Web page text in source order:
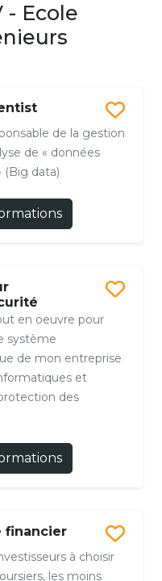
- Ecole
de la gestion
de « données
(Big data)
en oeuvre pour
système
de mon entreprise
et
des
financier
à choisir
les moins